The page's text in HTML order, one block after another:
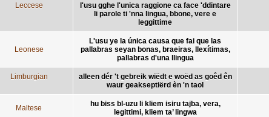
Leccese
l'usu gghe l'unica raggione ca face 'ddintare
li parole ti 'nna lingua, bbone, vere e
leggittime
Leonese
L'usu ye la única causa que fai que las
pallabras seyan bonas, braeiras, llexítimas,
pallabras d'una llingua
Limburgian
alleen dér 't gebreik wiëdt e woëd as goêd ên
waur geakseptiërd èn 'n taol
Maltese
hu biss bl-uzu li kliem isiru tajba, vera,
legittimi, kliem ta’ lingwa